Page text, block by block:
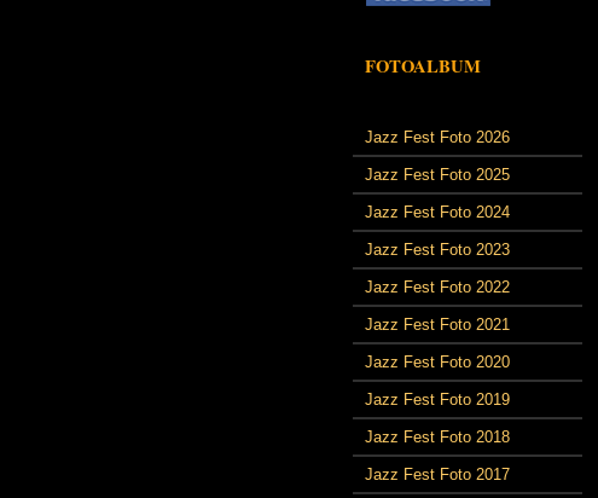
FOTOALBUM
Jazz Fest Foto 2026
Jazz Fest Foto 2025
Jazz Fest Foto 2024
Jazz Fest Foto 2023
Jazz Fest Foto 2022
Jazz Fest Foto 2021
Jazz Fest Foto 2020
Jazz Fest Foto 2019
Jazz Fest Foto 2018
Jazz Fest Foto 2017